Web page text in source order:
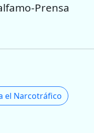
Prensa
el Narcotráfico